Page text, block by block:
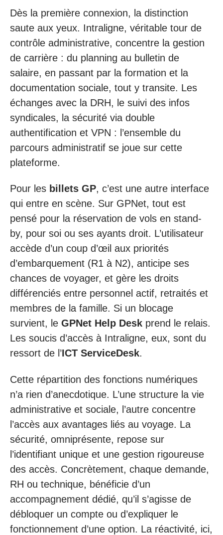
Dès la première connexion, la distinction
saute aux yeux. Intraligne, véritable tour de
contrôle administrative, concentre la gestion
de carrière : du planning au bulletin de
salaire, en passant par la formation et la
documentation sociale, tout y transite. Les
échanges avec la DRH, le suivi des infos
syndicales, la sécurité via double
authentification et VPN : l’ensemble du
parcours administratif se joue sur cette
plateforme.
Pour les billets GP, c’est une autre interface
qui entre en scène. Sur GPNet, tout est
pensé pour la réservation de vols en stand-
by, pour soi ou ses ayants droit. L’utilisateur
accède d’un coup d’œil aux priorités
d’embarquement (R1 à N2), anticipe ses
chances de voyager, et gère les droits
différenciés entre personnel actif, retraités et
membres de la famille. Si un blocage
survient, le GPNet Help Desk prend le relais.
Les soucis d’accès à Intraligne, eux, sont du
ressort de l’ICT ServiceDesk.
Cette répartition des fonctions numériques
n’a rien d’anecdotique. L’une structure la vie
administrative et sociale, l’autre concentre
l’accès aux avantages liés au voyage. La
sécurité, omniprésente, repose sur
l’identifiant unique et une gestion rigoureuse
des accès. Concrètement, chaque demande,
RH ou technique, bénéficie d’un
accompagnement dédié, qu’il s’agisse de
débloquer un compte ou d’expliquer le
fonctionnement d’une option. La réactivité, ici,